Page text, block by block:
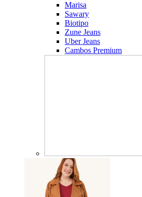
Marisa
Sawary
Biotipo
Zune Jeans
Uber Jeans
Cambos Premium